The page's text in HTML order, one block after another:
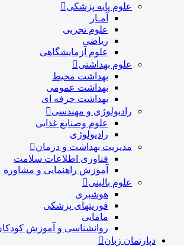
علوم پایه پزشکی
آمـار
علوم تجربی
ریاضی
علوم آزمایشگاهی
علوم بهداشتی
بهداشت محیط
بهداشت عمومی
بهداشت حرفه ای
رادیولوژی و مهندسی
علوم وصنایع غذایی
رادیولوژی
مدیریت بهداشت و درمان
فناوری اطلاعات سلامت
آموزش راهنمایی و مشاوره
علوم بالینی
هوشبری
فوریتهای پزشکی
مامایی
روانشناسی و آموزش
دپارتمان زبان